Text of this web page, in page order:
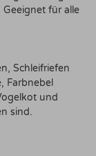
für alle
Schleifriefen
Farbnebel
und
sind.